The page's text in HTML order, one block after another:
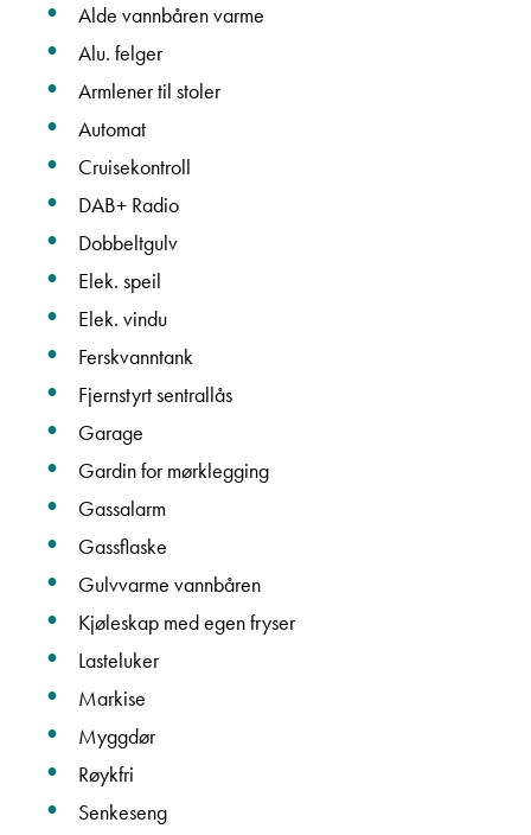
Denne siden er beskyttet av reCAPTCHA og Google
Personvernerklæring og
Alde vannbåren varme
Alu. felger
Armlener til stoler
Automat
Cruisekontroll
DAB+ Radio
Dobbeltgulv
Elek. speil
Elek. vindu
Ferskvanntank
Fjernstyrt sentrallås
Garage
Gardin for mørklegging
Gassalarm
Gassflaske
Gulvvarme vannbåren
Kjøleskap med egen fryser
Lasteluker
Markise
Myggdør
Røykfri
Senkeseng